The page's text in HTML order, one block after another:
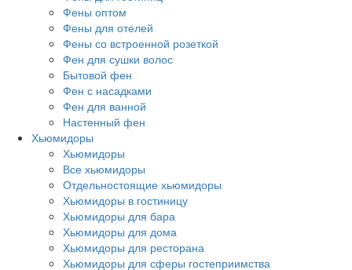
Фены оптом
Фены для отелей
Фены со встроенной розеткой
Фен для сушки волос
Бытовой фен
Фен с насадками
Фен для ванной
Настенный фен
Хьюмидоры
Хьюмидоры
Все хьюмидоры
Отдельностоящие хьюмидоры
Хьюмидоры в гостиницу
Хьюмидоры для бара
Хьюмидоры для дома
Хьюмидоры для ресторана
Хьюмидоры для сферы гостеприимства